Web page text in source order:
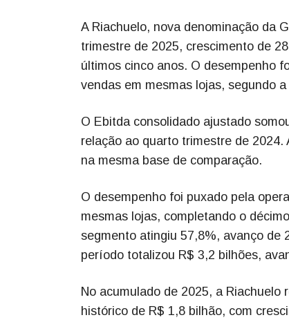
A Riachuelo, nova denominação da
trimestre de 2025, crescimento de
últimos cinco anos. O desempenho
vendas em mesmas lojas, segundo
O Ebitda consolidado ajustado
relação ao quarto trimestre de
na mesma base de comparação.
O desempenho foi puxado pela
mesmas lojas, completando o
segmento atingiu 57,8%, avanço de
período totalizou R$ 3,2 bilhões,
No acumulado de 2025, a
histórico de R$ 1,8 bilhão, com